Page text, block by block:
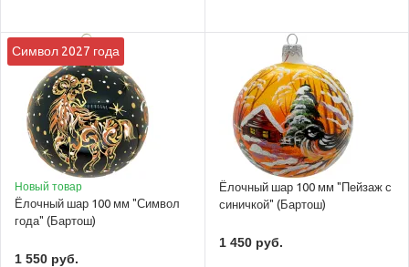
Символ 2027 года
Новый товар
Ёлочный шар 100 мм "Символ
года" (Бартош)
1 550 руб.
Ёлочный шар 100 мм "Пейзаж с
синичкой" (Бартош)
1 450 руб.